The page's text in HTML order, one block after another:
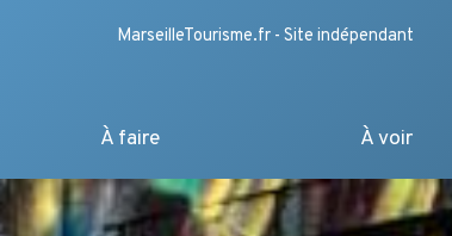
MarseilleTourisme.fr - Site indépendant
À faire À voir